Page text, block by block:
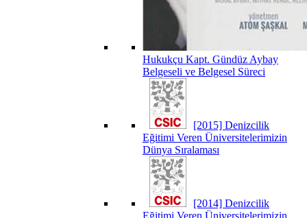
Hukukçu Kapt. Gündüz Aybay
Belgeseli ve Belgesel Süreci
[2015] Denizcilik
Eğitimi Veren Üniversitelerimizin
Dünya Sıralaması
[2014] Denizcilik
Eğitimi Veren Üniversitelerimizin